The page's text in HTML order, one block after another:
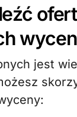
jest